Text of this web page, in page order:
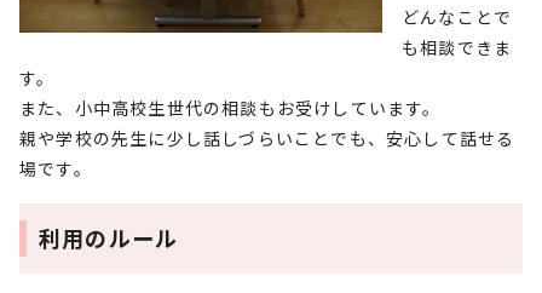
どんなことで
も相談できま
す。
また、小中高校生世代の相談もお受けしています。
親や学校の先生に少し話しづらいことでも、安心して話せる
場です。
利用のルール